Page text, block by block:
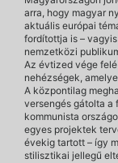
arra, hogy magyar
aktuális európai
fordítottja is –
nemzetközi
Az évtized vége
nehézségek,
A központilag
versengés gátolta a
kommunista
egyes projektek
évekig tartott – így
stilisztikai jellegű